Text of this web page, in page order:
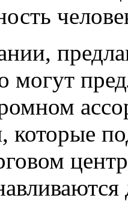
могут
которые